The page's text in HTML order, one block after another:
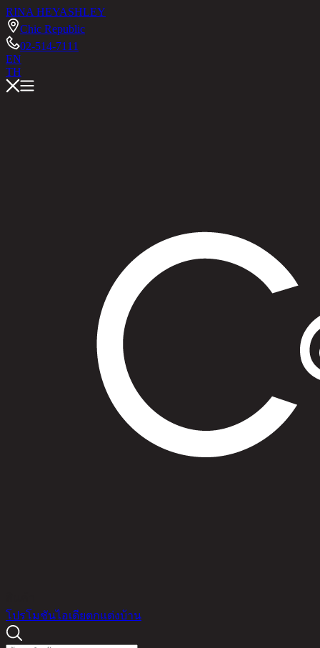
RINA HEYASHLEY
Chic Republic
02-514-7111
EN
TH
โปรโมชันไอเดียตกแต่งบ้าน